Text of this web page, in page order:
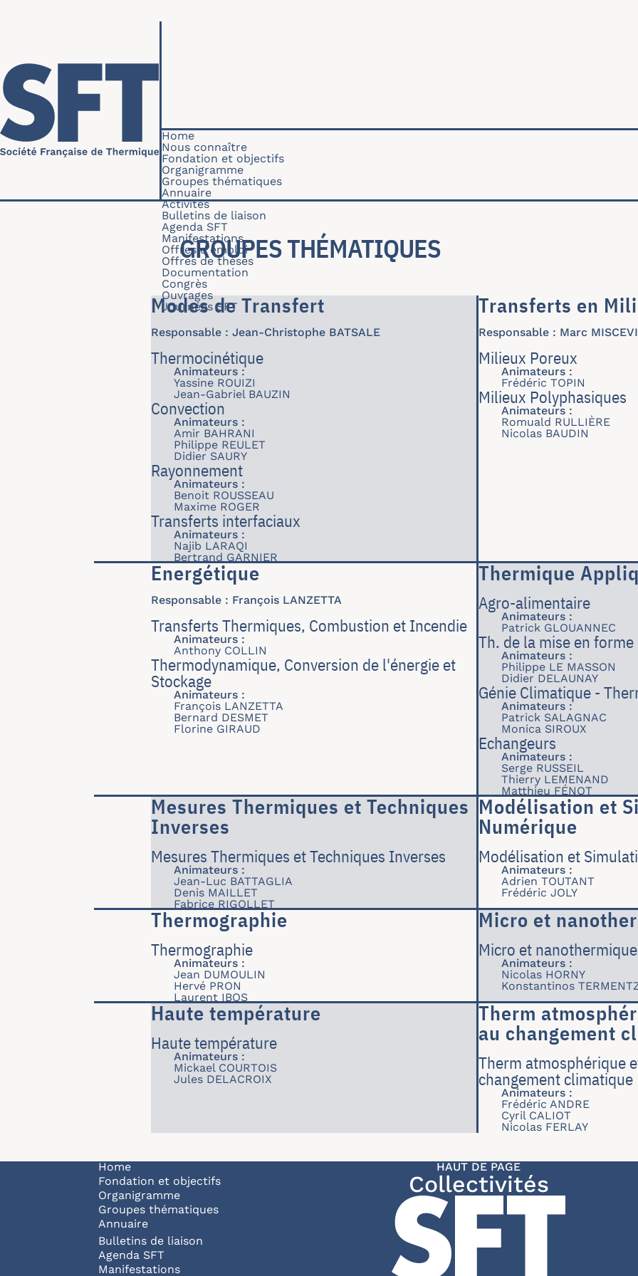
Navigation principale
Home
Nous connaître
Fondation et objectifs
Organigramme
Groupes thématiques
Annuaire
Activités
Bulletins de liaison
Agenda SFT
Manifestations
Offres d'emploi
Offres de thèses
Documentation
Congrès
Ouvrages
Journées SFT
GROUPES THÉMATIQUES
Modes de Transfert
Responsable : Jean-Christophe BATSALE
Thermocinétique
Animateurs :
Yassine ROUIZI
Jean-Gabriel BAUZIN
Convection
Animateurs :
Amir BAHRANI
Philippe REULET
Didier SAURY
Rayonnement
Animateurs :
Benoit ROUSSEAU
Maxime ROGER
Transferts interfaciaux
Animateurs :
Najib LARAQI
Bertrand GARNIER
Transferts en
Responsable : Marc
Milieux Poreux
Animateurs :
Frédéric TOPIN
Milieux Polyphasiques
Animateurs :
Romuald RULLIÈRE
Nicolas BAUDIN
Energétique
Responsable : François LANZETTA
Transferts Thermiques, Combustion et Incendie
Animateurs :
Anthony COLLIN
Thermodynamique, Conversion de l'énergie et
Stockage
Animateurs :
François LANZETTA
Bernard DESMET
Florine GIRAUD
Thermique
Agro-alimentaire
Animateurs :
Patrick GLOUANNEC
Th. de la mise en
Animateurs :
Philippe LE MASSON
Didier DELAUNAY
Génie Climatique -
Animateurs :
Patrick SALAGNAC
Monica SIROUX
Echangeurs
Animateurs :
Serge RUSSEIL
Thierry LEMENAND
Matthieu FÉNOT
Mesures Thermiques et Techniques
Inverses
Mesures Thermiques et Techniques Inverses
Animateurs :
Jean-Luc BATTAGLIA
Denis MAILLET
Fabrice RIGOLLET
Modélisation et
Numérique
Modélisation et
Animateurs :
Adrien TOUTANT
Frédéric JOLY
Thermographie
Thermographie
Animateurs :
Jean DUMOULIN
Hervé PRON
Laurent IBOS
Micro et
Micro et nanothermique
Animateurs :
Nicolas HORNY
Konstantinos
Haute température
Haute température
Animateurs :
Mickael COURTOIS
Jules DELACROIX
Therm
au changement
Therm atmosphérique
changement climatique
Animateurs :
Frédéric ANDRE
Cyril CALIOT
Nicolas FERLAY
Navigation principale
Home
Fondation et objectifs
Organigramme
Groupes thématiques
Annuaire
Bulletins de liaison
Agenda SFT
Manifestations
HAUT DE PAGE
Collectivités